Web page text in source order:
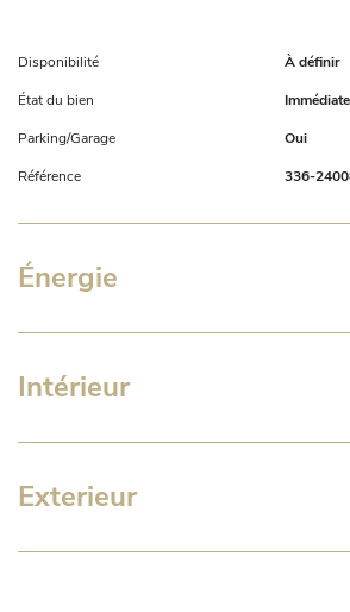
Disponibilité
À définir
État du bien
Parking/Garage
Oui
Référence
336-
Énergie
Intérieur
Exterieur